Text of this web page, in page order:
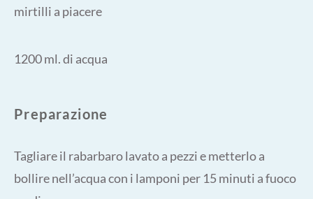
mirtilli a piacere
1200 ml. di acqua
Preparazione
Tagliare il rabarbaro lavato a pezzi e metterlo a
bollire nell’acqua con i lamponi per 15 minuti a fuoco